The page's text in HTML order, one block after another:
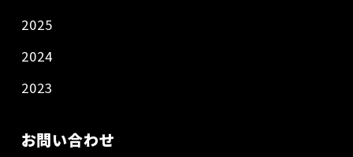
2025
2024
2023
お問い合わせ